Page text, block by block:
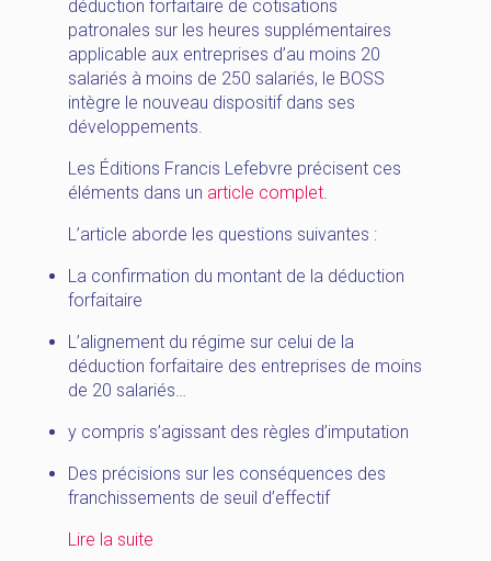
déduction forfaitaire de cotisations
patronales sur les heures supplémentaires
applicable aux entreprises d’au moins 20
salariés à moins de 250 salariés, le BOSS
intègre le nouveau dispositif dans ses
développements.
Les Éditions Francis Lefebvre précisent ces
éléments dans un article complet.
L’article aborde les questions suivantes :
La confirmation du montant de la déduction
forfaitaire
L’alignement du régime sur celui de la
déduction forfaitaire des entreprises de moins
de 20 salariés…
y compris s’agissant des règles d’imputation
Des précisions sur les conséquences des
franchissements de seuil d’effectif
Lire la suite